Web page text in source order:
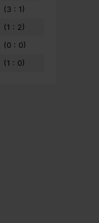
(3 : 1)
(1 : 2)
(0 : 0)
(1 : 0)